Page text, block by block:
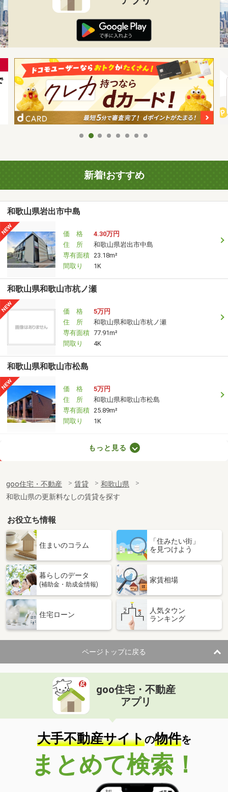
新着!おすすめ
和歌山県岩出市中島
価 格
4.30万円
住 所
和歌山県岩出市中島
専有面積 23.18m²
間取り
1K
和歌山県和歌山市杭ノ瀬
価 格
5万円
住 所
和歌山県和歌山市杭ノ瀬
専有面積 77.91m²
間取り
4K
和歌山県和歌山市松島
価 格
5万円
住 所
和歌山県和歌山市松島
専有面積 25.89m²
間取り
1K
専有面積
23.61m²
間取り
1K
和歌山県和歌山市新在家
価 格
5.25万円
和歌山県和歌山市新在家
専有面積 32.94m²
間取り
ワンルーム
和歌山県和歌山市北新博労町
住 所
和歌山県和歌山市北新博労町
専有面積 19.87m²
間取り
1K
和歌山県和歌山市中之島
価 格
住 所
和歌山県和歌山市中之島
専有面積 34.46m²
間取り
1LDK
和歌山県和歌山市和歌浦南２丁目
価 格
5.28万円
和歌山県和歌山市和歌浦南２丁目
もっと見る
goo住宅・不動産 賃貸
和歌山県
和歌山県の更新料なしの賃貸を探す
お役立ち情報
住まいのコラム
「住みたい街」
を見つけよう
暮らしのデータ
(補助金・助成金情報)
家賃相場
住宅ローン
人気タウン
ランキング
ページトップに戻る
goo住宅・不動産
アプリ
大手不動産サイトの物件を
まとめて検索！